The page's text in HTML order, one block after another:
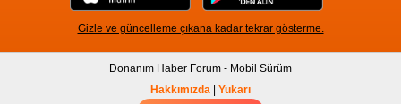
Gizle ve güncelleme çıkana kadar tekrar gösterme.
Donanım Haber Forum - Mobil Sürüm
Hakkımızda | Yukarı